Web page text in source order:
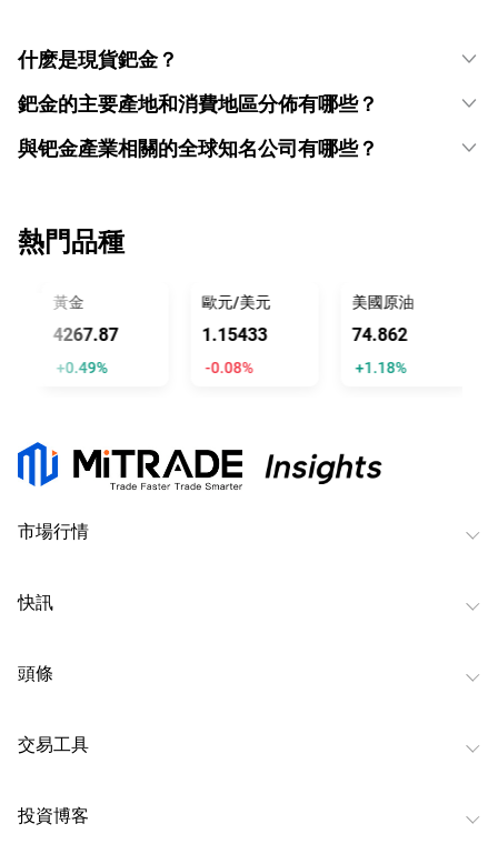
什麽是現貨鈀金？
鈀金的主要產地和消費地區分佈有哪些？
與钯金產業相關的全球知名公司有哪些？
熱門品種
黃金
4267.87
+0.49%
歐元/美元
1.15433
-0.08%
美國原油
74.862
+1.18%
市場行情
快訊
頭條
交易工具
投資博客